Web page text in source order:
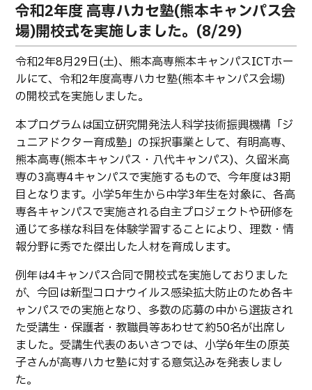
令和2年度 高専ハカセ塾(熊本キャンパス会
場)開校式を実施しました。(8/29)
令和2年8月29日(土)、熊本高専熊本キャンパスICTホー
ルにて、令和2年度高専ハカセ塾(熊本キャンパス会場)
の開校式を実施しました。
本プログラムは国立研究開発法人科学技術振興機構「ジ
ュニアドクター育成塾」の採択事業として、有明高専、
熊本高専(熊本キャンパス・八代キャンパス)、久留米高
専の3高専4キャンパスで実施するもので、今年度は3期
目となります。小学5年生から中学3年生を対象に、各高
専各キャンパスで実施される自主プロジェクトや研修を
通じて多様な科目を体験学習することにより、理数・情
報分野に秀でた傑出した人材を育成します。
例年は4キャンパス合同で開校式を実施しておりました
が、今回は新型コロナウイルス感染拡大防止のため各キ
ャンパスでの実施となり、多数の応募の中から選抜され
た受講生・保護者・教職員等あわせて約50名が出席し
ました。受講生代表のあいさつでは、小学6年生の原英
子さんが高専ハカセ塾に対する意気込みを発表しまし
た。
基幹教育科
専攻科
電子情報システム工学専攻
生産システム工学専攻
オープンキャンパス等
進学の手引き
入学料および授業料
受験生向け 熊本高専 Q&A
ル等
学校概要
交通アクセス
教員紹介
学生生活
パンフレット・紹介動画
産学官連携・地域連携
国際交流
活動報告
ご寄付・ネーミングライ
ツ等
キャリア関係
情報セキュリティ
図書館
アントレプレナーシップ
公開情報
その他
転職・Uターン就職
お問い合わせ
在校生・保護者の方へ
卒業生の方へ
教職員向け